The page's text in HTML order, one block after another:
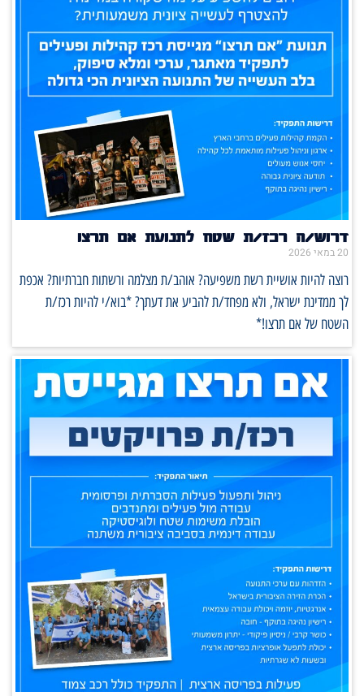
דרוש/ה רכז/ת שטח לתנועת אם תרצו
20 במאי 2026
רוצה להיות אושיית רשת משפיעה? אוהב/ת מצלמה ורשתות חברתיות? אכפת
לך ממדינת ישראל, ולא מפחד/ת להביע את דעתך? *בוא/י להיות רכז/ת
השטח של אם תרצו!*